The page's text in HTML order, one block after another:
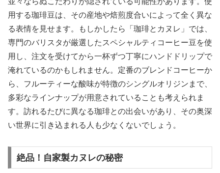
用する珈琲豆は、その産地や焙煎度合いによって全く異な
る表情を見せます。もしかしたら「珈琲とカヌレ」では、
専門のバリスタが厳選したスペシャルティコーヒー豆を使
用し、注文を受けてから一杯ずつ丁寧にハンドドリップで
淹れているのかもしれません。定番のブレンドコーヒーか
ら、フルーティーな酸味が特徴のシングルオリジンまで、
多彩なラインナップが用意されていることも考えられま
す。訪れるたびに異なる珈琲との出会いがあり、その奥深
い世界に引き込まれる人も少なくないでしょう。
絶品！自家製カヌレの秘密